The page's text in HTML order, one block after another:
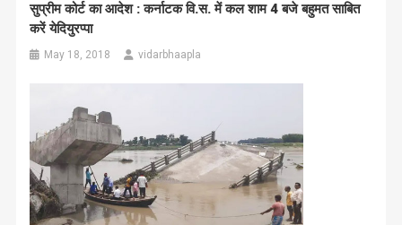
सुप्रीम कोर्ट का आदेश : कर्नाटक वि.स. में कल शाम 4 बजे बहुमत साबित
करें येदियुरप्पा
May 18, 2018 vidarbhaapla